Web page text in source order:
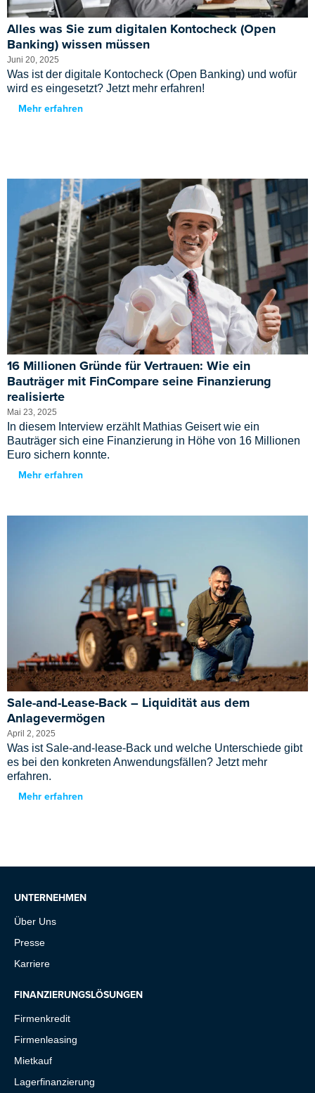
Alles was Sie zum digitalen Kontocheck (Open
Banking) wissen müssen
Juni 20, 2025
Was ist der digitale Kontocheck (Open Banking) und wofür
wird es eingesetzt? Jetzt mehr erfahren!
Mehr erfahren
16 Millionen Gründe für Vertrauen: Wie ein
Bauträger mit FinCompare seine Finanzierung
realisierte
Mai 23, 2025
In diesem Interview erzählt Mathias Geisert wie ein
Bauträger sich eine Finanzierung in Höhe von 16 Millionen
Euro sichern konnte.
Mehr erfahren
Sale-and-Lease-Back – Liquidität aus dem
Anlagevermögen
April 2, 2025
Was ist Sale-and-lease-Back und welche Unterschiede gibt
es bei den konkreten Anwendungsfällen? Jetzt mehr
erfahren.
Mehr erfahren
UNTERNEHMEN
Über Uns
Presse
Karriere
FINANZIERUNGSLÖSUNGEN
Firmenkredit
Firmenleasing
Mietkauf
Lagerfinanzierung